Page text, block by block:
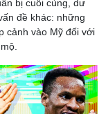
bị cuối cùng, dư
đề khác: những
cảnh vào Mỹ đối với